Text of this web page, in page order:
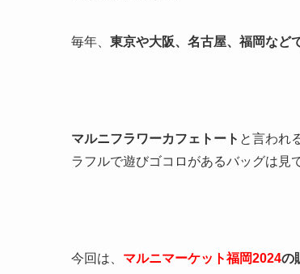
毎年、 東京や大阪、名古屋、福岡など
マルニフラワーカフェトート と言われ
ラフルで遊びゴコロがあるバッグは見
今回は、 マルニマーケット福岡2024の